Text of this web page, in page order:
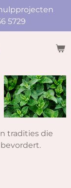
5729
tradities die